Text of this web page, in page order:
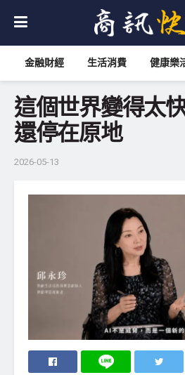
金融財經 生活消費 健康樂
這個世界變得太
還停在原地
2026-05-13